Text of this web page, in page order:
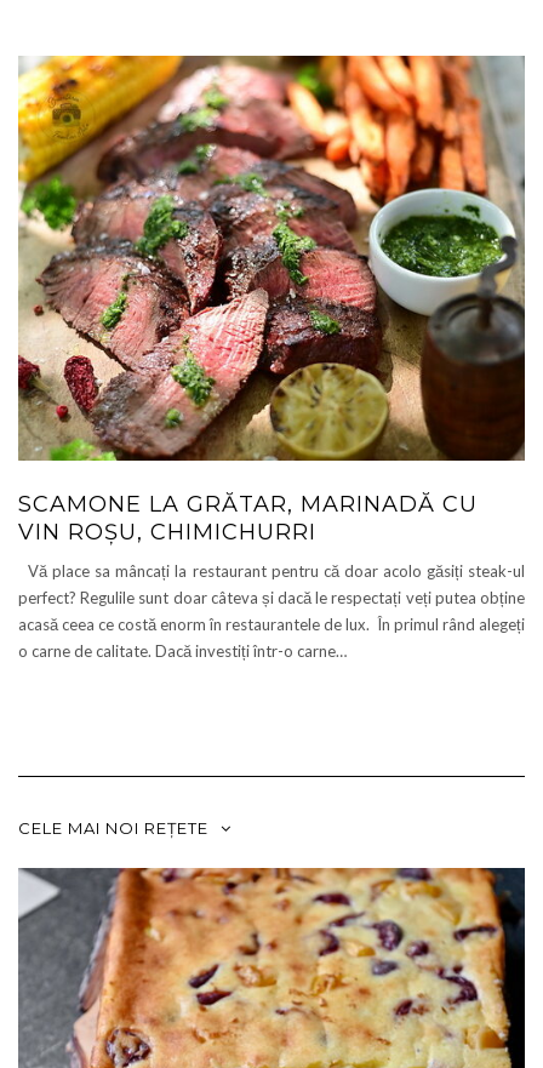
SCAMONE LA GRĂTAR, MARINADĂ CU
VIN ROȘU, CHIMICHURRI
Vă place sa mâncați la restaurant pentru că doar acolo găsiți steak-ul
perfect? Regulile sunt doar câteva și dacă le respectați veți putea obține
acasă ceea ce costă enorm în restaurantele de lux. În primul rând alegeți
o carne de calitate. Dacă investiți într-o carne…
CELE MAI NOI REȚETE